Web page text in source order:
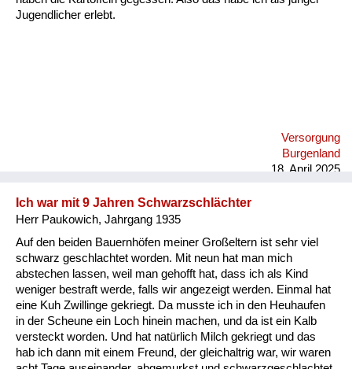
Wohnen
sonstiges
Jugendlicher erlebt.
Versorgung
Burgenland
18. April 2025
Ich war mit 9 Jahren Schwarzschlächter
Herr Paukowich, Jahrgang 1935
Auf den beiden Bauernhöfen meiner Großeltern ist sehr viel
schwarz geschlachtet worden. Mit neun hat man mich
abstechen lassen, weil man gehofft hat, dass ich als Kind
weniger bestraft werde, falls wir angezeigt werden. Einmal hat
eine Kuh Zwillinge gekriegt. Da musste ich in den Heuhaufen
in der Scheune ein Loch hinein machen, und da ist ein Kalb
versteckt worden. Und hat natürlich Milch gekriegt und das
hab ich dann mit einem Freund, der gleichaltrig war, wir waren